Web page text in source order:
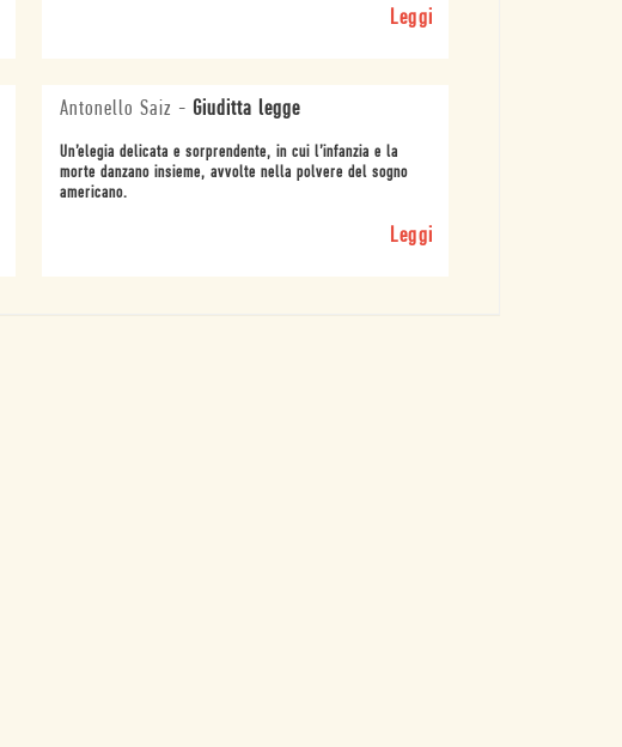
Leggi
Antonello Saiz - Giuditta legge
Un’elegia delicata e sorprendente, in cui l’infanzia e la
morte danzano insieme, avvolte nella polvere del sogno
americano.
Leggi